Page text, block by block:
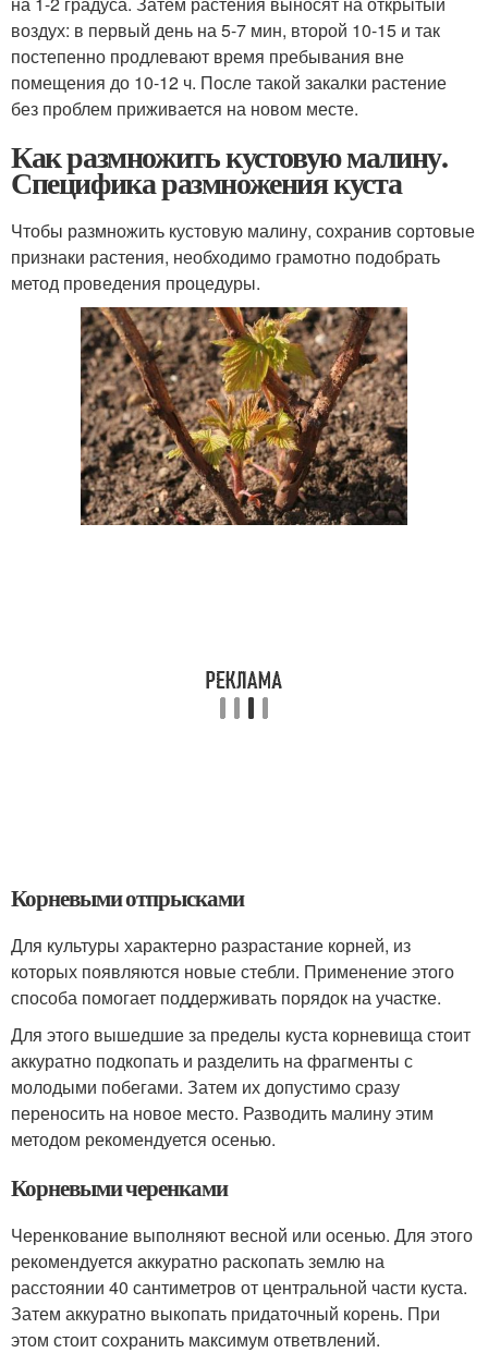
воздух: в первый день на 5-7 мин, второй 10-15 и так
постепенно продлевают время пребывания вне
помещения до 10-12 ч. После такой закалки растение
без проблем приживается на новом месте.
Как размножить кустовую малину.
Специфика размножения куста
Чтобы размножить кустовую малину, сохранив сортовые
признаки растения, необходимо грамотно подобрать
метод проведения процедуры.
Корневыми отпрысками
Для культуры характерно разрастание корней, из
которых появляются новые стебли. Применение этого
способа помогает поддерживать порядок на участке.
Для этого вышедшие за пределы куста корневища стоит
аккуратно подкопать и разделить на фрагменты с
молодыми побегами. Затем их допустимо сразу
переносить на новое место. Разводить малину этим
методом рекомендуется осенью.
Корневыми черенками
Черенкование выполняют весной или осенью. Для этого
рекомендуется аккуратно раскопать землю на
расстоянии 40 сантиметров от центральной части куста.
Затем аккуратно выкопать придаточный корень. При
этом стоит сохранить максимум ответвлений.